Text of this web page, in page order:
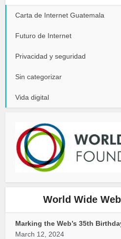
Carta de Internet Guatemala
Futuro de Internet
Privacidad y seguridad
Sin categorizar
Vida digital
World Wide
Marking the Web’s 35th
March 12, 2024